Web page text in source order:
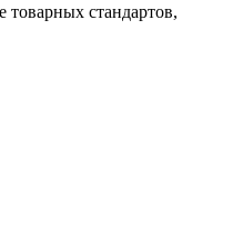
товарных стандартов,